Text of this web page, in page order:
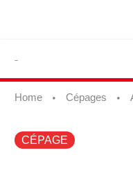
Home Cépages
CÉPAGE